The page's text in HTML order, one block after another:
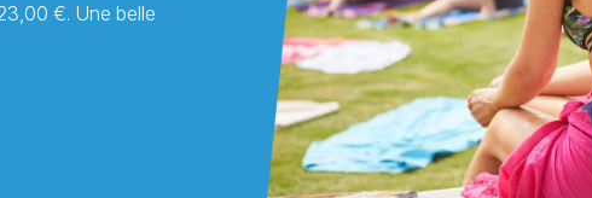
€. Une belle